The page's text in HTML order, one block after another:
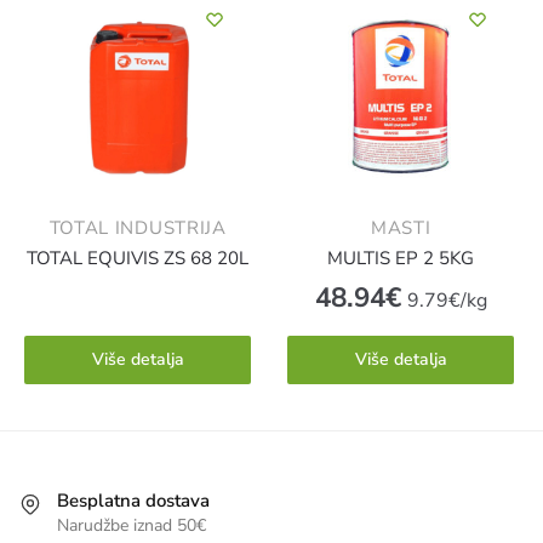
TOTAL INDUSTRIJA
TOTAL EQUIVIS ZS 68 20L
Više detalja
MASTI
MULTIS EP 2 5KG
48.94€ 9.79€/kg
Više detalja
Besplatna dostava
Narudžbe iznad 50€